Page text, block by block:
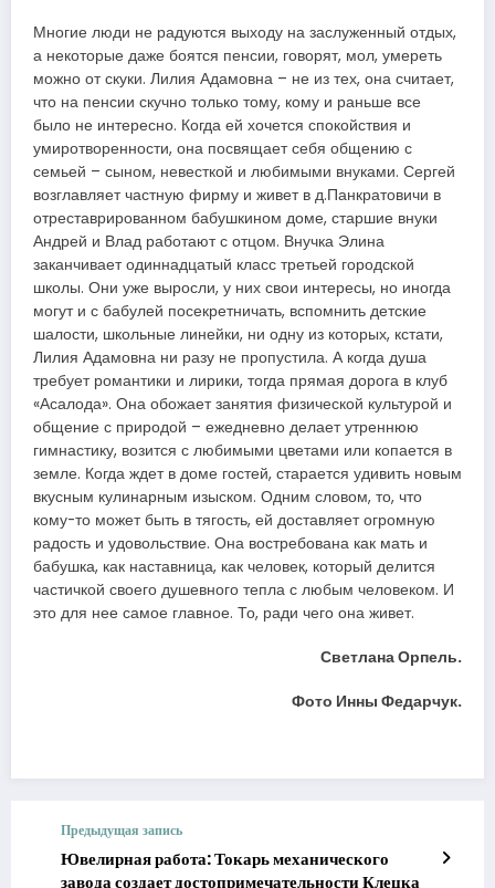
Многие люди не радуются выходу на заслуженный отдых,
а некоторые даже боятся пенсии, говорят, мол, умереть
можно от скуки. Лилия Адамовна – не из тех, она считает,
что на пенсии скучно только тому, кому и раньше все
было не интересно. Когда ей хочется спокойствия и
умиротворенности, она посвящает себя общению с
семьей – сыном, невесткой и любимыми внуками. Сергей
возглавляет частную фирму и живет в д.Панкратовичи в
отреставрированном бабушкином доме, старшие внуки
Андрей и Влад работают с отцом. Внучка Элина
заканчивает одиннадцатый класс третьей городской
школы. Они уже выросли, у них свои интересы, но иногда
могут и с бабулей посекретничать, вспомнить детские
шалости, школьные линейки, ни одну из которых, кстати,
Лилия Адамовна ни разу не пропустила. А когда душа
требует романтики и лирики, тогда прямая дорога в клуб
«Асалода». Она обожает занятия физической культурой и
общение с природой – ежедневно делает утреннюю
гимнастику, возится с любимыми цветами или копается в
земле. Когда ждет в доме гостей, старается удивить новым
вкусным кулинарным изыском. Одним словом, то, что
кому-то может быть в тягость, ей доставляет огромную
радость и удовольствие. Она востребована как мать и
бабушка, как наставница, как человек, который делится
частичкой своего душевного тепла с любым человеком. И
это для нее самое главное. То, ради чего она живет.
Светлана Орпель.
Фото Инны Федарчук.
Предыдущая запись
Ювелирная работа: Токарь механического
завода создает достопримечательности Клецка